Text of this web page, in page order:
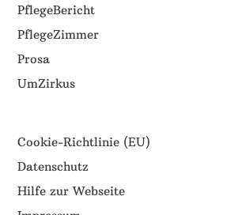
PflegeBericht
PflegeZimmer
Prosa
UmZirkus
Cookie-Richtlinie (EU)
Datenschutz
Hilfe zur Webseite